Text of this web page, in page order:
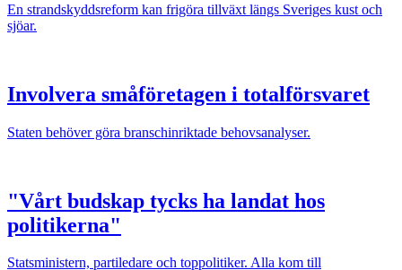
En strandskyddsreform kan frigöra tillväxt längs Sveriges kust och
sjöar.
Involvera småföretagen i totalförsvaret
Staten behöver göra branschinriktade behovsanalyser.
"Vårt budskap tycks ha landat hos
politikerna"
Statsministern, partiledare och toppolitiker. Alla kom till